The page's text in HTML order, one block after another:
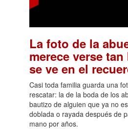
La foto de la
merece verse
se ve en el
Casi toda familia guarda una
rescatar: la de la boda de los
bautizo de alguien que ya no
doblada o rayada después de
mano por años.